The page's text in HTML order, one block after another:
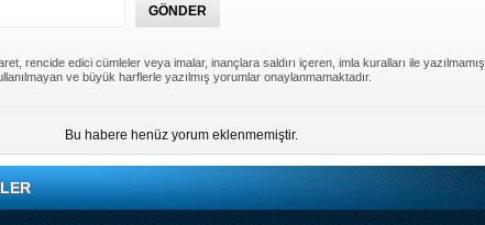
rencide edici cümleler veya imalar, inançlara saldırı içeren, imla kuralları ile yazılmamış,
ve büyük harflerle yazılmış yorumlar onaylanmamaktadır.
Bu habere henüz yorum eklenmemiştir.